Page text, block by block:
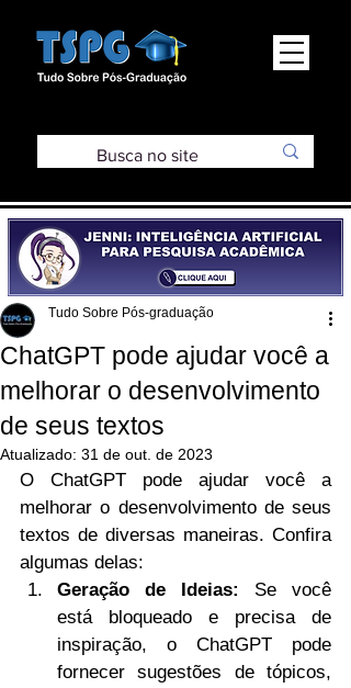
ChatGPT pode ajudar você a
melhorar o desenvolvimento
de seus textos
Tudo Sobre Pós-graduação
Atualizado: 31 de out. de 2023
O ChatGPT pode ajudar você a
melhorar o desenvolvimento de seus
textos de diversas maneiras. Confira
algumas delas:
Geração de Ideias:
Se você
está bloqueado e precisa de
inspiração, o ChatGPT pode
fornecer sugestões de tópicos,